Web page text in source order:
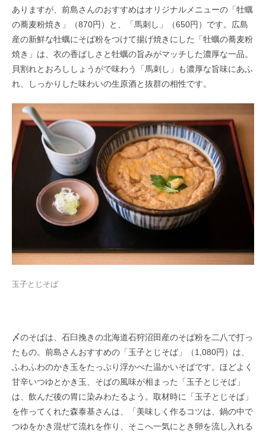
ありますが、前島さんのおすすめはオリジナルメニューの「牡蠣
の蕎麦粉焼き」（870円）と、「馬刺し」（650円）です。広島
産の新鮮な牡蠣にそば粉をつけて揚げ焼きにした「牡蠣の蕎麦粉
焼き」は、衣の香ばしさと牡蠣の旨みがマッチした濃厚な一品。
貝割れとおろししょうがで味わう「馬刺し」も濃厚な旨味にあふ
れ、しっかりした味わいの生原酒と抜群の相性です。
玉子とじそば
〆のそばは、石臼挽きの北海道石狩沼田産のそば粉を二八で打っ
たもの。前島さんおすすめの「玉子とじそば」（1,080円）は、
ふわふわのかき玉をたっぷり浮かべた温かいそばです。ほどよく
甘辛いつゆとかき玉、そばの風味が相まった「玉子とじそば」
は、飲んだ後の胃に染みわたるよう。取材時に「玉子とじそば」
を作ってくれた森泰基さんは、「美味しく作るコツは、鍋の中で
つゆをかき混ぜて流れを作り、そこへ一気にとき卵を流し入れる